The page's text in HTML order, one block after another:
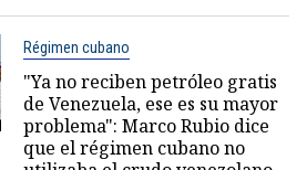
Régimen cubano
"Ya no reciben petróleo gratis
de Venezuela, ese es su mayor
problema": Marco Rubio dice
que el régimen cubano no